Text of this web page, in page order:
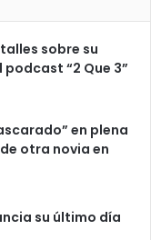
sobre su
podcast “2 Que 3”
en plena
otra novia en
su último día